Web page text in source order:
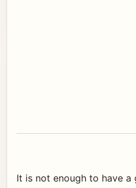
It is not enough to have